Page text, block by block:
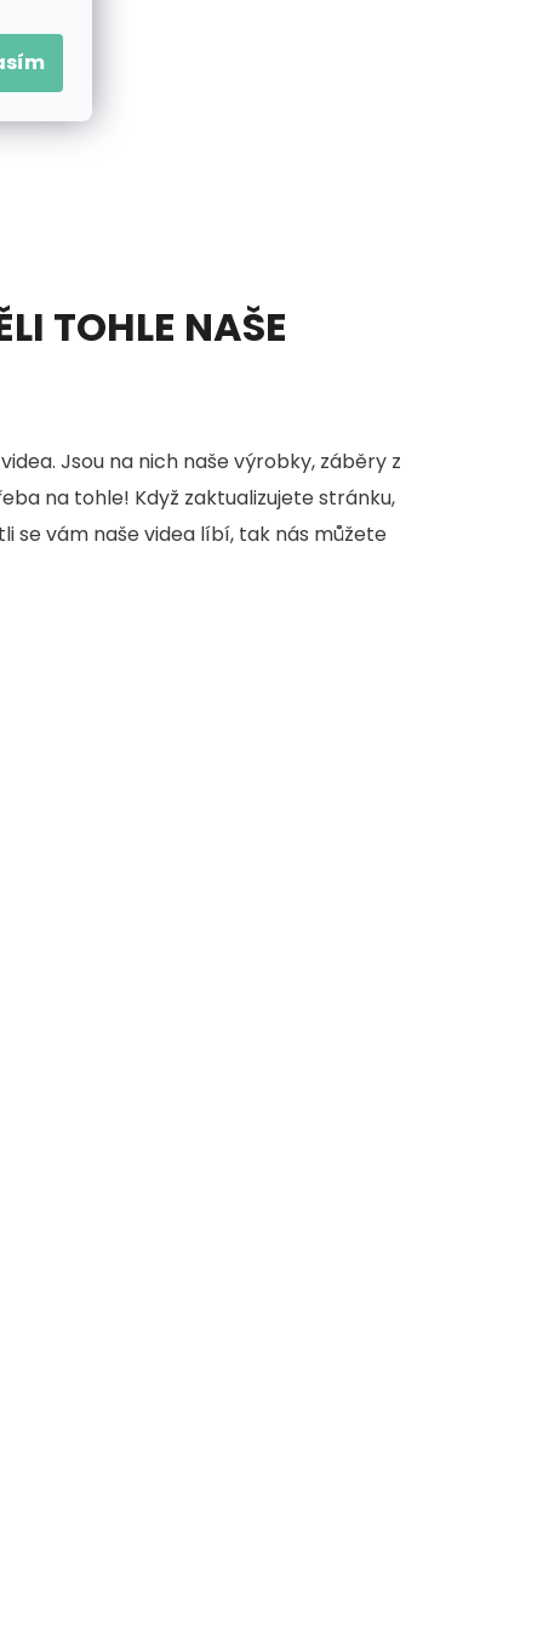
TOHLE NAŠE
Jsou na nich naše výrobky, záběry z
na tohle! Když zaktualizujete stránku,
se vám naše videa líbí, tak nás můžete